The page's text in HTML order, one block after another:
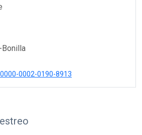
Bonilla
0002-0190-8913